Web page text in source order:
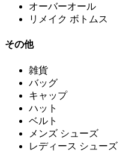
オーバーオール
リメイク ボトムス
その他
雑貨
バッグ
キャップ
ハット
ベルト
メンズ シューズ
レディース シューズ